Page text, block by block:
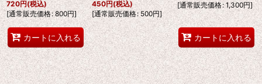
720円(税込)
[通常販売価格: 800円]
カートに入れる
450円(税込)
[通常販売価格: 500円]
[通常販売価格: 1,300円]
カートに入れる